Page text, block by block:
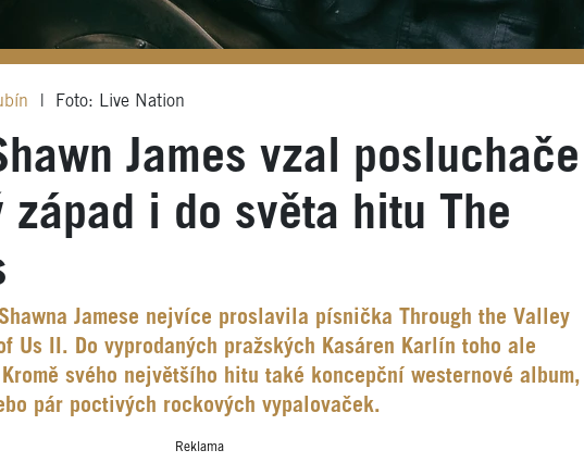
Foto: Live Nation
James vzal posluchače
západ i do světa hitu The
Jamese nejvíce proslavila písnička Through the Valley
Us II. Do vyprodaných pražských Kasáren Karlín toho ale
svého největšího hitu také koncepční westernové album,
pár poctivých rockových vypalovaček.
Reklama